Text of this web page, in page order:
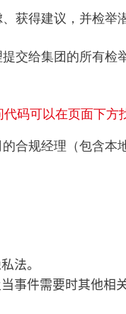
获得建议，并检举
交给集团的所有检
码可以在页面下方
合规经理（包含本
法。
事件需要时其他相